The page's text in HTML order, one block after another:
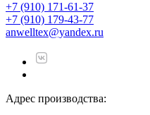
+7 (910) 171-61-37
+7 (910) 179-43-77
anwelltex@yandex.ru
Адрес производства: